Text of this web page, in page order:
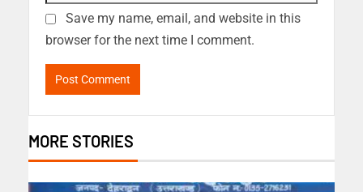
Save my name, email, and website in this
browser for the next time I comment.
MORE STORIES